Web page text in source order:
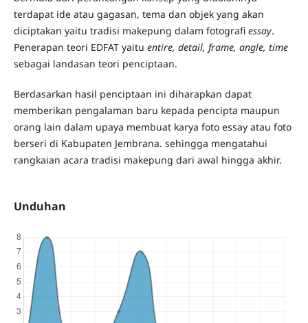
terdapat ide atau gagasan, tema dan objek yang akan
diciptakan yaitu tradisi makepung dalam fotografi essay.
Penerapan teori EDFAT yaitu entire, detail, frame, angle, time
sebagai landasan teori penciptaan.
Berdasarkan hasil penciptaan ini diharapkan dapat
memberikan pengalaman baru kepada pencipta maupun
orang lain dalam upaya membuat karya foto essay atau foto
berseri di Kabupaten Jembrana. sehingga mengatahui
rangkaian acara tradisi makepung dari awal hingga akhir.
Unduhan